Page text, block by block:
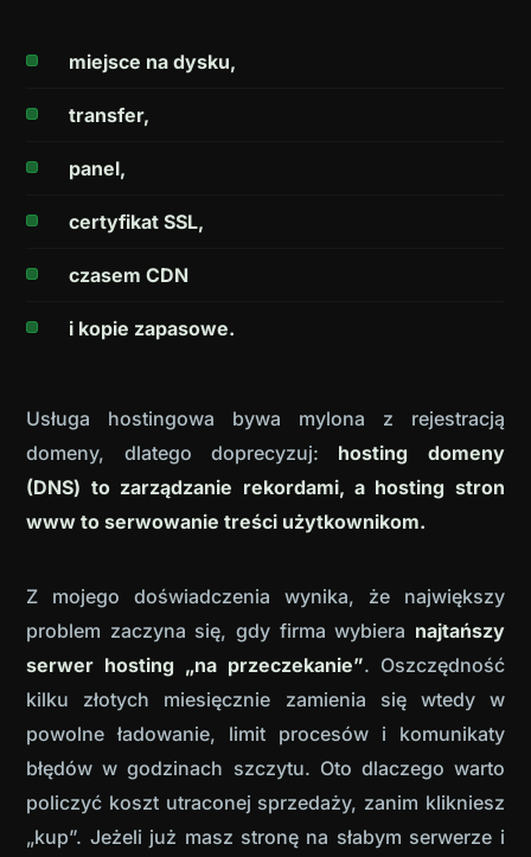
miejsce na dysku,
transfer,
panel,
certyfikat SSL,
czasem CDN
i kopie zapasowe.
Usługa hostingowa bywa mylona z rejestracją
domeny, dlatego doprecyzuj: hosting domeny
(DNS) to zarządzanie rekordami, a hosting stron
www to serwowanie treści użytkownikom.
Z mojego doświadczenia wynika, że największy
problem zaczyna się, gdy firma wybiera najtańszy
serwer hosting „na przeczekanie”. Oszczędność
kilku złotych miesięcznie zamienia się wtedy w
powolne ładowanie, limit procesów i komunikaty
błędów w godzinach szczytu. Oto dlaczego warto
policzyć koszt utraconej sprzedaży, zanim klikniesz
„kup”. Jeżeli już masz stronę na słabym serwerze i